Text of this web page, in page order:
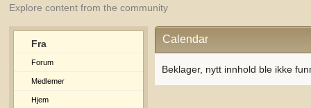
Explore content from the community
Fra
Forum
Medlemer
Hjem
Calendar
Beklager, nytt innhold ble ikke